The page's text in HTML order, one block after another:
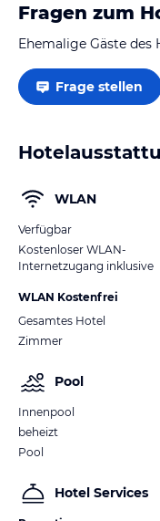
Fragen zum
Ehemalige Gäste
Frage stellen
WLAN
Verfügbar
Kostenloser WLAN-
Internetzugang inklusive
WLAN Kostenfrei
Gesamtes Hotel
Zimmer
Pool
Innenpool
beheizt
Pool
Hotel Services